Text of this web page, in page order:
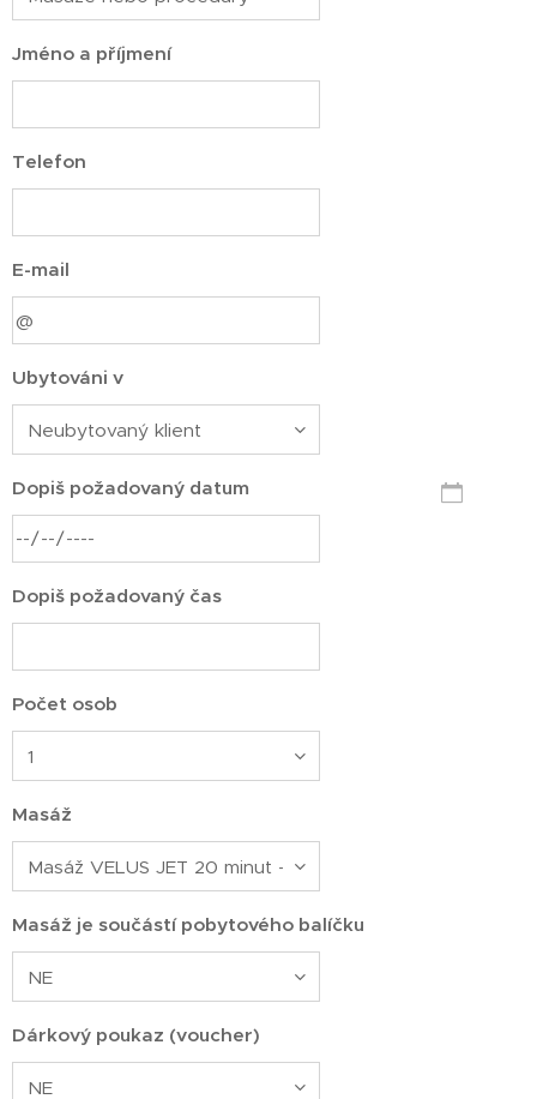
Jméno a příjmení
Telefon
E-mail
Ubytováni v
Dopiš požadovaný datum
Dopiš požadovaný čas
Počet osob
Masáž
Masáž je součástí pobytového balíčku
Dárkový poukaz (voucher)